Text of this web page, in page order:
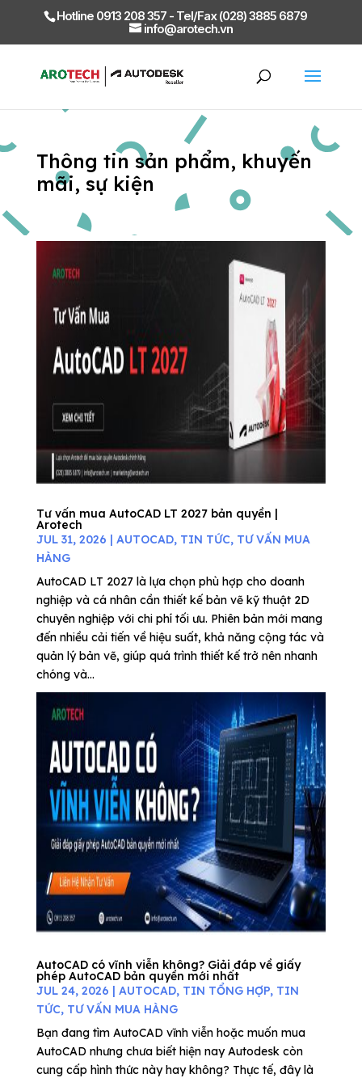
Hotline 0913 208 357 - Tel/Fax (028) 3885 6879
info@arotech.vn
Thông tin sản phẩm, khuyến
mãi, sự kiện
Tư vấn mua AutoCAD LT 2027 bản quyền |
Arotech
JUL 31, 2026 | AUTOCAD, TIN TỨC, TƯ VẤN MUA
HÀNG
AutoCAD LT 2027 là lựa chọn phù hợp cho doanh
nghiệp và cá nhân cần thiết kế bản vẽ kỹ thuật 2D
chuyên nghiệp với chi phí tối ưu. Phiên bản mới mang
đến nhiều cải tiến về hiệu suất, khả năng cộng tác và
quản lý bản vẽ, giúp quá trình thiết kế trở nên nhanh
chóng và...
AutoCAD có vĩnh viễn không? Giải đáp về giấy
phép AutoCAD bản quyền mới nhất
JUL 24, 2026 | AUTOCAD, TIN TỔNG HỢP, TIN
TỨC, TƯ VẤN MUA HÀNG
Bạn đang tìm AutoCAD vĩnh viễn hoặc muốn mua
AutoCAD nhưng chưa biết hiện nay Autodesk còn
cung cấp hình thức này hay không? Thực tế, đây là